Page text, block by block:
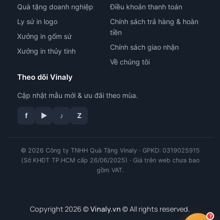
Quà tặng doanh nghiệp
Ly sứ in logo
Xưởng in gốm sứ
Xưởng in thủy tinh
Điều khoản thanh toán
Chính sách trả hàng & hoàn
tiền
Chính sách giao nhận
Về chúng tôi
Theo dõi Vinaly
Cập nhật mẫu mới & ưu đãi theo mùa.
f ▶ ♪ Z
© 2026 Công ty TNHH Quà Tặng Vinaly · GPKD: 0319025915
(Sở KHĐT TP.HCM cấp 26/06/2025) · Giá trên web chưa bao
gồm VAT.
Copyright 2026 © Vinaly.vn © All rights reserved.
tư vấn công nghệ in
?